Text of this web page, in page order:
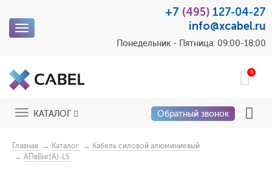
Toggle
+7 (495) 127-04-27
info@xcabel.ru
Понедельник - Пятница: 09:00-18:00
0
ToggleКАТАЛОГ Обратный звонок
Главная → Каталог → Кабель силовой алюминиевый
→ АПвВнг(A)-LS